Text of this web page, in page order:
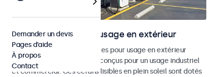
Écrans tactiles pour usage en extérieur
Découvrez nos écrans tactiles pour usage en extérieur
résistants aux intempéries, conçus pour un usage industriel
et commercial. Ces écrans lisibles en plein soleil sont dotés
Demander un devis
Pages d’aide
À propos
Contact